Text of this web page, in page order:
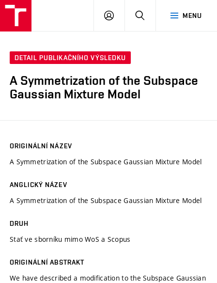
MENU
PŘIHLÁSIT
DETAIL PUBLIKAČNÍHO VÝSLEDKU
A Symmetrization of the Subspace
Gaussian Mixture Model
ORIGINÁLNÍ NÁZEV
A Symmetrization of the Subspace Gaussian Mixture Model
ANGLICKÝ NÁZEV
A Symmetrization of the Subspace Gaussian Mixture Model
DRUH
Stať ve sborníku mimo WoS a Scopus
ORIGINÁLNÍ ABSTRAKT
We have described a modification to the Subspace Gaussian